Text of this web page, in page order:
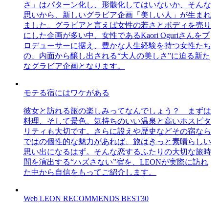
さ」はパターン化し、形骸化してはいないか、そんな
思いから、新しいグラビア企画「美しい人」が生まれ
ました。グラビアと言えば女性の若さとボディを売り
にした企画が多い中、女性であるKaori Oguriさんをプ
ロデューサーに据え、豊かな人生経験を持つ女性たち
の、内面から醸し出される“大人の美しさ”に迫る新た
なグラビア企画となります。
モテる宿にはワケがある
彼女と訪れる旅の楽しみってなんでしょう？ まずは
料理、そして景色。気持ちのいい温泉と高いホスピタ
リティも大切です。さらに設えや歴史などその宿なら
ではの個性的な魅力があれば、旅はきっと素晴らしい
思い出になるはず。そんな恋するふたりの大切な旅時
間を演出する“ハズさない”宿を、LEONが実際に訪れ
た中から自信をもってご紹介します。
Web LEON RECOMMENDS BEST30